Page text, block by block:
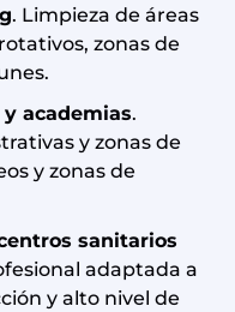
. Limpieza de áreas
zonas de
academias.
y zonas de
y zonas de
sanitarios
adaptada a
y alto nivel de